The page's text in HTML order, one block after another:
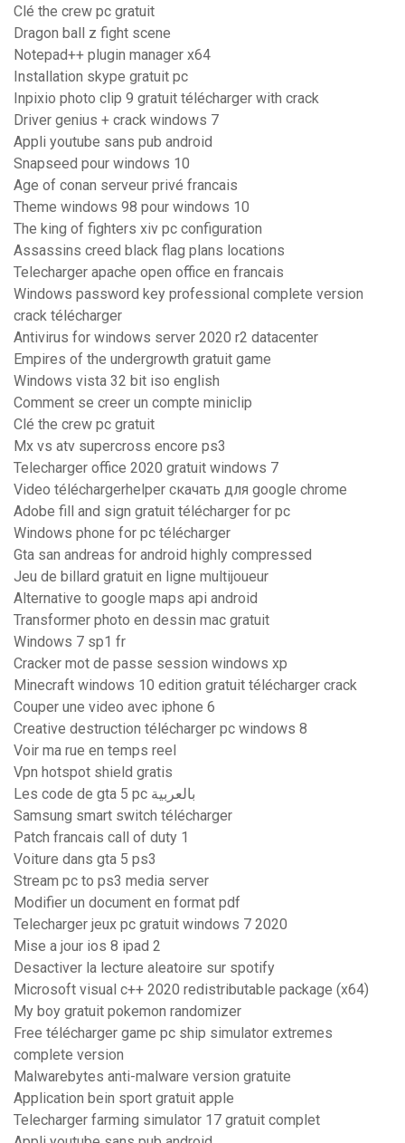
Clé the crew pc gratuit
Dragon ball z fight scene
Notepad++ plugin manager x64
Installation skype gratuit pc
Inpixio photo clip 9 gratuit télécharger with crack
Driver genius + crack windows 7
Appli youtube sans pub android
Snapseed pour windows 10
Age of conan serveur privé francais
Theme windows 98 pour windows 10
The king of fighters xiv pc configuration
Assassins creed black flag plans locations
Telecharger apache open office en francais
Windows password key professional complete version
crack télécharger
Antivirus for windows server 2020 r2 datacenter
Empires of the undergrowth gratuit game
Windows vista 32 bit iso english
Comment se creer un compte miniclip
Clé the crew pc gratuit
Mx vs atv supercross encore ps3
Telecharger office 2020 gratuit windows 7
Video téléchargerhelper скачать для google chrome
Adobe fill and sign gratuit télécharger for pc
Windows phone for pc télécharger
Gta san andreas for android highly compressed
Jeu de billard gratuit en ligne multijoueur
Alternative to google maps api android
Transformer photo en dessin mac gratuit
Windows 7 sp1 fr
Cracker mot de passe session windows xp
Minecraft windows 10 edition gratuit télécharger crack
Couper une video avec iphone 6
Creative destruction télécharger pc windows 8
Voir ma rue en temps reel
Vpn hotspot shield gratis
Les code de gta 5 pc بالعربية
Samsung smart switch télécharger
Patch francais call of duty 1
Voiture dans gta 5 ps3
Stream pc to ps3 media server
Modifier un document en format pdf
Telecharger jeux pc gratuit windows 7 2020
Mise a jour ios 8 ipad 2
Desactiver la lecture aleatoire sur spotify
Microsoft visual c++ 2020 redistributable package (x64)
My boy gratuit pokemon randomizer
Free télécharger game pc ship simulator extremes
complete version
Malwarebytes anti-malware version gratuite
Application bein sport gratuit apple
Telecharger farming simulator 17 gratuit complet